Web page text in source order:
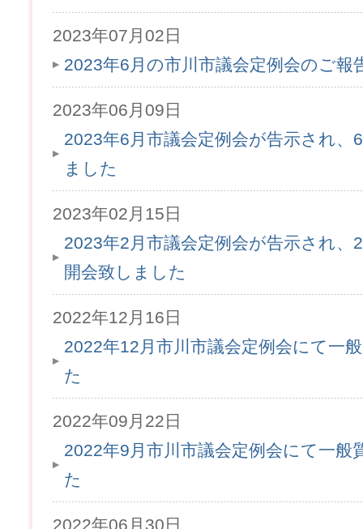
2023年07月02日
2023年6月の市川市議会定例会のご報
2023年06月09日
2023年6月市議会定例会が告示され、
ました
2023年02月15日
2023年2月市議会定例会が告示され、
開会致しました
2022年12月16日
2022年12月市川市議会定例会にて一
た
2022年09月22日
2022年9月市川市議会定例会にて一般
た
2022年06月30日